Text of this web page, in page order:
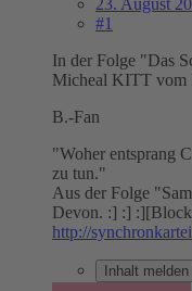
#1
In der Folge "Das
Micheal KITT vom
B.-Fan
"Woher entsprang
zu tun."
Aus der Folge
Devon. :] :]
http://
Inhalt melden